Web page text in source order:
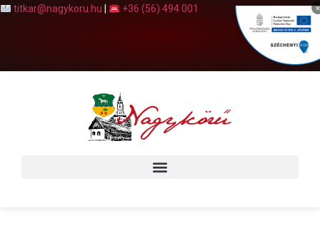
titkar@nagykoru.hu +36 (56) 494 001 ×